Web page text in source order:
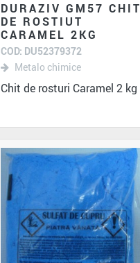
DURAZIV GM57 CHIT
DE ROSTIUT
CARAMEL 2KG
COD: DU52379372
Metalo chimice